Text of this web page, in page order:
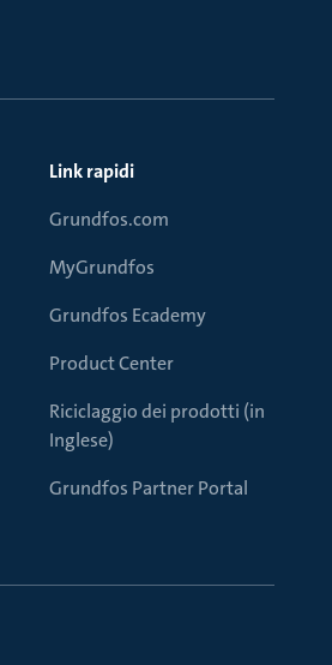
Link rapidi
Grundfos.com
MyGrundfos
Grundfos Ecademy
Product Center
Riciclaggio dei prodotti (in
Inglese)
Grundfos Partner Portal